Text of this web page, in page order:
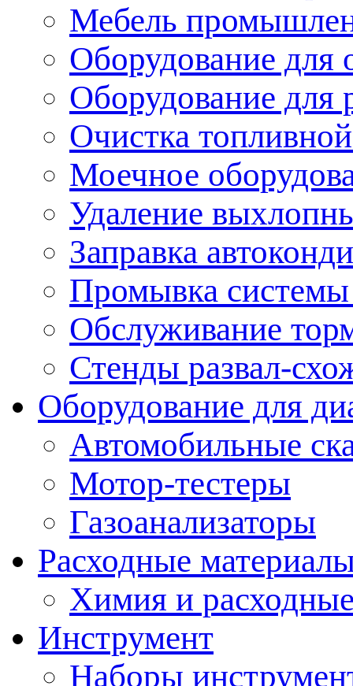
Мебель
Оборудование для
Оборудование для
Очистка
Моечное
Удаление
Заправка
Промывка
Обслуживание
Стенды развал-
Оборудование для
Автомобильные
Мотор-тестеры
Газоанализаторы
Расходные
Химия и
Инструмент
Наборы